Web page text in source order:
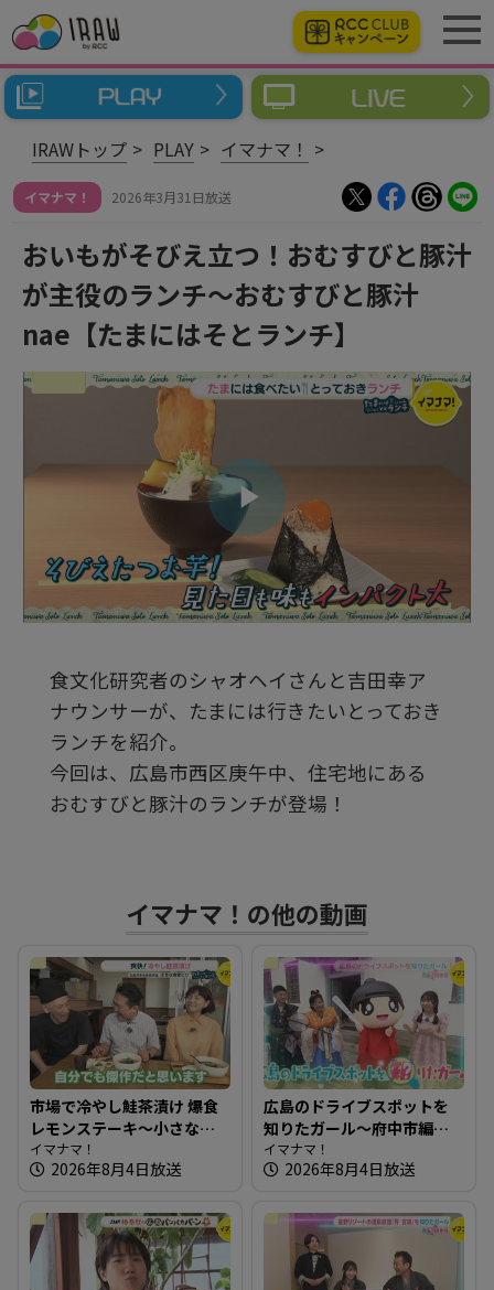
IRAWトップ PLAY イマナマ！
イマナマ！ 2026年3月31日放送
おいもがそびえ立つ！おむすびと豚汁
が主役のランチ～おむすびと豚汁
nae【たまにはそとランチ】
ビ
デ
オ
を
生
す
る
食文化研究者のシャオヘイさんと吉田幸ア
ナウンサーが、たまには行きたいとっておき
ランチを紹介。
今回は、広島市西区庚午中、住宅地にある
おむすびと豚汁のランチが登場！
イマナマ！の他の動画
市場で冷やし鮭茶漬け 爆食
レモンステーキ～小さな食
堂ヒロ【たまにはそとラン
チ】
イマナマ！
2026年8月4日放送
広島のドライブスポットを
知りたガール～府中市編
【街ネタ！知りたガール】
イマナマ！
2026年8月4日放送